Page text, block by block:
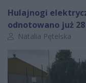
Hulajnogi
odnotowano już
Autor artykułu:
Natalia Pętelska